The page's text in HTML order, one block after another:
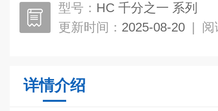
型号： HC 千分之一 系列
更新时间： 2025-08-20 | 阅
详情介绍